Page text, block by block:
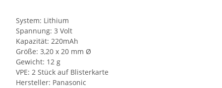
System: Lithium
Spannung: 3 Volt
Kapazität: 220mAh
Größe: 3,20 x 20 mm Ø
Gewicht: 12 g
VPE: 2 Stück auf Blisterkarte
Hersteller: Panasonic